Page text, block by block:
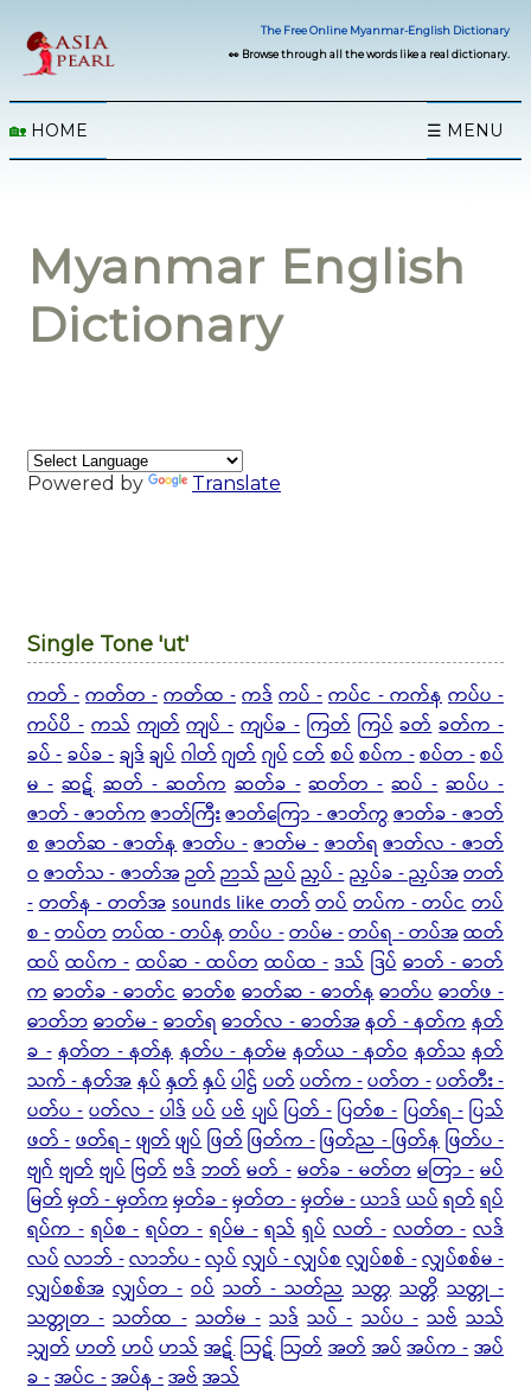
The Free Online Myanmar-English Dictionary
👀 Browse through all the words like a real dictionary.
🏡 HOME ☰ MENU
Myanmar English
Dictionary
Powered by Translate
Single Tone 'ut'
ကတ် - ကတ်တ - ကတ်ထ - ကဒ် ကပ် - ကပ်င - ကက်န ကပ်ပ -
ကပ်ပိ - ကသ် ကျတ် ကျပ် - ကျပ်ခ - ကြတ် ကြပ် ခတ် ခတ်က -
ခပ် -ခပ်ခ -ချဒ်ချပ်ဂါတ်ဂျတ်ဂျပ်ငတ်စပ်စပ်က -စပ်တ -စပ်
မ - ဆဋ် ဆတ် - ဆတ်က ဆတ်ခ - ဆတ်တ - ဆပ် - ဆပ်ပ -
ဇာတ် - ဇာတ်ကဇာတ်ကြီးဇာတ်ကြော - ဇာတ်ကွဇာတ်ခ - ဇာတ်
စဇာတ်ဆ - ဇာတ်နဇာတ်ပ -ဇာတ်မ -ဇာတ်ရ ဇာတ်လ - ဇာတ်
ဝဇာတ်သ - ဇာတ်အဉတ်ဉာသ်ညပ်ညှပ် -ညှပ်ခ - ညှပ်အတတ်
-တတ်န - တတ်အsounds like တတ်တပ်တပ်က - တပ်ငတပ်
စ -တပ်တတပ်ထ - တပ်နတပ်ပ -တပ်မ -တပ်ရ - တပ်အထတ်
ထပ် ထပ်က - ထပ်ဆ - ထပ်တ ထပ်ထ - ဒသ် ဒြပ် ဓာတ် - ဓာတ်
ကဓာတ်ခ - ဓာတ်ငဓာတ်စဓာတ်ဆ - ဓာတ်နဓာတ်ပဓာတ်ဖ -
ဓာတ်ဘဓာတ်မ -ဓာတ်ရ ဓာတ်လ - ဓာတ်အနတ် - နတ်ကနတ်
ခ - နတ်တ - နတ်န နတ်ပ - နတ်မ နတ်ယ - နတ်ဝ နတ်သ နတ်
သက် - နတ်အနပ်နှတ်နှပ်ပါဌ်ပတ်ပတ်က -ပတ်တ -ပတ်တီး -
ပတ်ပ - ပတ်လ - ပါဒ် ပပ် ပဗ် ပျပ် ပြတ် - ပြတ်စ - ပြတ်ရ - ပြသ်
ဖတ် -ဖတ်ရ -ဖျတ်ဖျပ်ဖြတ်ဖြတ်က -ဖြတ်ည - ဖြတ်နဖြတ်ပ -
ဗျဂ် ဗျတ် ဗျပ် ဗြတ် ဗဒ် ဘတ် မတ် - မတ်ခ - မတ်တ မတြာ - မပ်
မြတ်မှတ် - မှတ်ကမှတ်ခ -မှတ်တ -မှတ်မ -ယာဒ်ယပ်ရတ်ရပ်
ရပ်က - ရပ်စ - ရပ်တ - ရပ်မ - ရသ် ရှပ် လတ် - လတ်တ - လဒ်
လပ်လာဘ် -လာဘ်ပ -လှပ်လျှပ် - လျှပ်စလျှပ်စစ် -လျှပ်စစ်မ -
လျှပ်စစ်အ လျှပ်တ - ဝပ် သတ် - သတ်ည သတ္တ သတ္တိ သတ္တု -
သတ္တုတ - သတ်ထ - သတ်မ - သဒ် သပ် - သပ်ပ - သဗ် သသ်
သျှတ်ဟတ်ဟပ်ဟသ်အဋ်ဩဋ်ဩတ်အတ်အပ်အပ်က -အပ်
ခ -အပ်င -အပ်န -အဗ်အသ်